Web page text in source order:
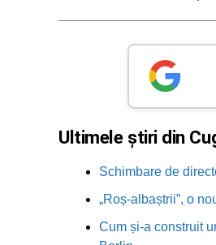
Ultimele știri din
Schimbare de
„Roș-albaștrii”, o
Cum și-a construit